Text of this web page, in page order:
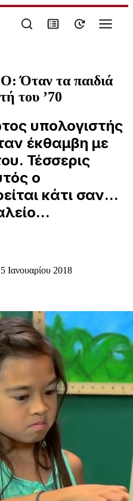
Όταν τα παιδιά
του ’70
υπολογιστής
έκθαμβη με
Τέσσερις
ο
κάτι σαν...
Ιανουαρίου 2018